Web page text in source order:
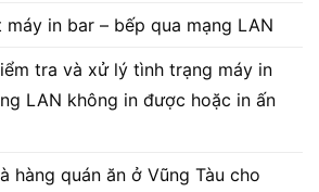
in bar – bếp qua mạng LAN
tra và xử lý tình trạng máy in
LAN không in được hoặc in ấn
hàng quán ăn ở Vũng Tàu cho